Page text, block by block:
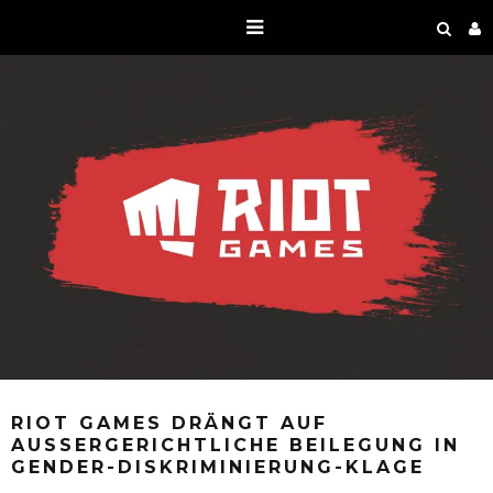
RIOT GAMES DRÄNGT AUF
AUSSERGERICHTLICHE BEILEGUNG IN G
ENDER-DISKRIMINIERUNG-KLAGE